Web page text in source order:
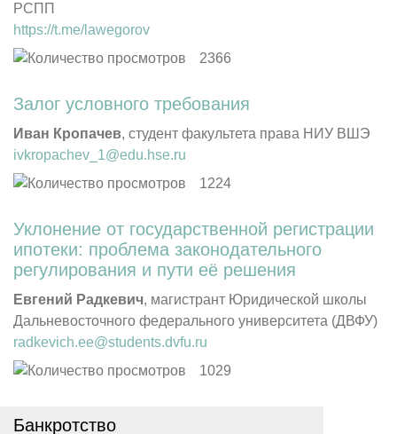
РСПП
https://t.me/lawegorov
2366
Залог условного требования
Иван Кропачев, студент факультета права НИУ ВШЭ
ivkropachev_1@edu.hse.ru
1224
Уклонение от государственной регистрации
ипотеки: проблема законодательного
регулирования и пути её решения
Евгений Радкевич, магистрант Юридической школы
Дальневосточного федерального университета (ДВФУ)
radkevich.ee@students.dvfu.ru
1029
Банкротство